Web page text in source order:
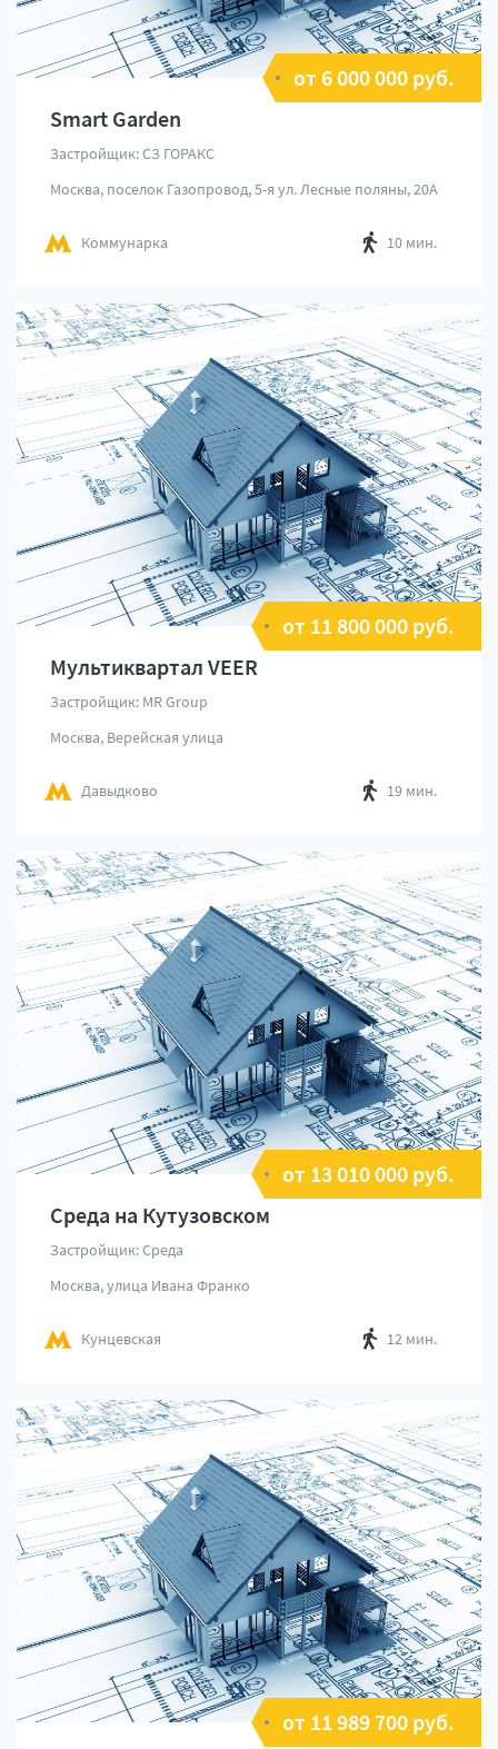
от 6 000 000 руб.
Smart Garden
Застройщик: СЗ ГОРАКС
Москва, поселок Газопровод, 5-я ул. Лесные поляны, 20А
Коммунарка 10 мин.
от 11 800 000 руб.
Мультиквартал VEER
Застройщик: MR Group
Москва, Верейская улица
Давыдково 19 мин.
от 13 010 000 руб.
Среда на Кутузовском
Застройщик: Среда
Москва, улица Ивана Франко
Кунцевская 12 мин.
от 11 989 700 руб.